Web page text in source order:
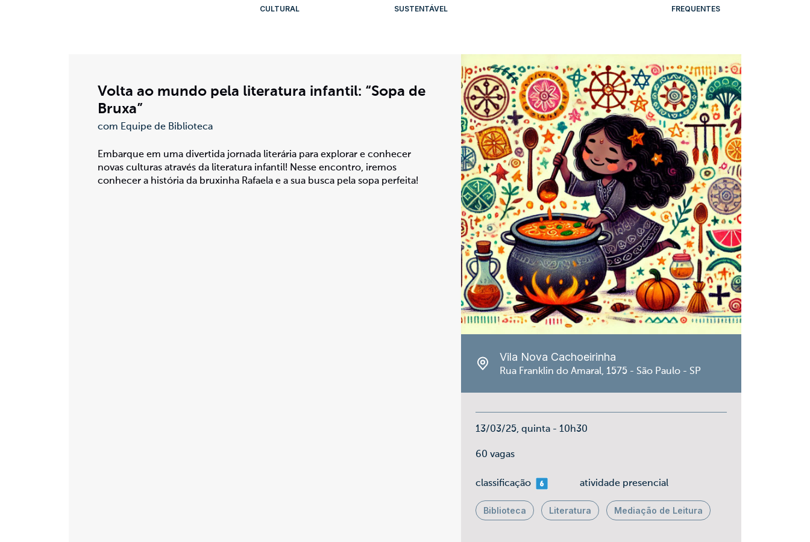
CULTURAL
SUSTENTÁVEL
FREQUENTES
Volta ao mundo pela literatura infantil: “Sopa de
Bruxa”
com Equipe de Biblioteca
Embarque em uma divertida jornada literária para explorar e conhecer
novas culturas através da literatura infantil! Nesse encontro, iremos
conhecer a história da bruxinha Rafaela e a sua busca pela sopa perfeita!
Vila Nova Cachoeirinha
Rua Franklin do Amaral, 1575 - São Paulo - SP
13/03/25, quinta - 10h30
60 vagas
classificaçãomais 06 atividade presencial
Biblioteca Literatura Mediação de Leitura